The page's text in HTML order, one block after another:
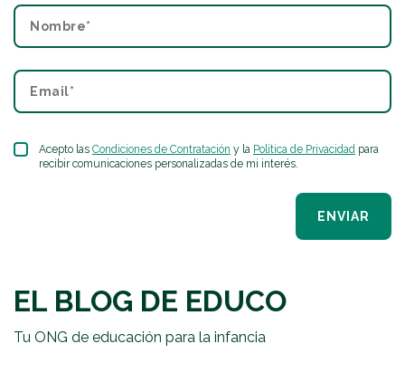
Acepto las Condiciones de Contratación y la Política de Privacidad para
recibir comunicaciones personalizadas de mi interés.
ENVIAR
EL BLOG DE EDUCO
Tu ONG de educación para la infancia